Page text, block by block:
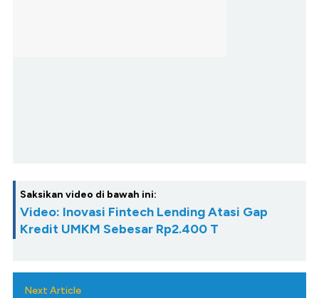
Saksikan video di bawah ini:
Video: Inovasi Fintech Lending Atasi Gap
Kredit UMKM Sebesar Rp2.400 T
Next Article